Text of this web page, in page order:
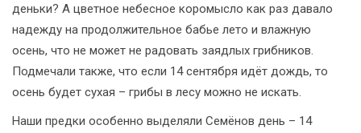
деньки? А цветное небесное коромысло как раз давало
надежду на продолжительное бабье лето и влажную
осень, что не может не радовать заядлых грибников.
Подмечали также, что если 14 сентября идёт дождь, то
осень будет сухая – грибы в лесу можно не искать.
Наши предки особенно выделяли Семёнов день – 14